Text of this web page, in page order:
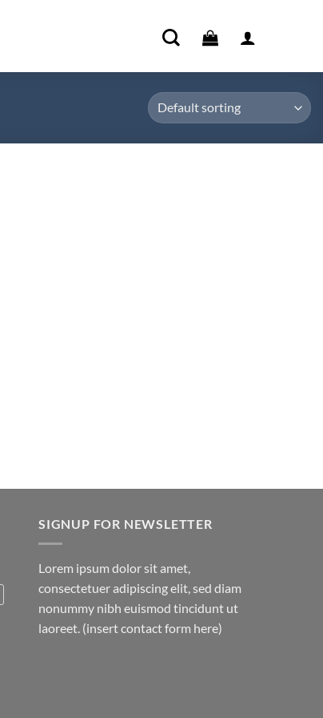
SIGNUP FOR NEWSLETTER
Lorem ipsum dolor sit amet,
consectetuer adipiscing elit, sed diam
nonummy nibh euismod tincidunt ut
laoreet. (insert contact form here)